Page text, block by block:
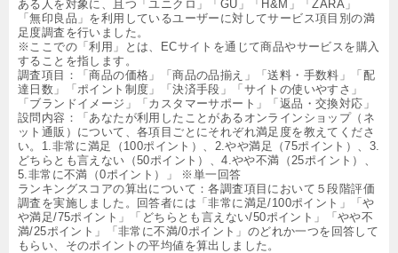
ある人を対象に、且つ「ユニクロ」「GU」「H&M」「ZARA」
「無印良品」を利用しているユーザーに対してサービス項目別の満
足度調査を行いました。
※ここでの「利用」とは、ECサイトを通じて商品やサービスを購入
することを指します。
調査項目：「商品の価格」「商品の品揃え」「送料・手数料」「配
達日数」「ポイント制度」「決済手段」「サイトの使いやすさ」
「ブランドイメージ」「カスタマーサポート」「返品・交換対応」
設問内容：「あなたが利用したことがあるオンラインショップ（ネ
ット通販）について、各項目ごとにそれぞれ満足度を教えてくださ
い。1.非常に満足（100ポイント）、2.やや満足（75ポイント）、3.
どちらとも言えない（50ポイント）、4.やや不満（25ポイント）、
5.非常に不満（0ポイント）」 ※単一回答
ランキングスコアの算出について：各調査項目において５段階評価
調査を実施しました。回答者には「非常に満足/100ポイント」「や
や満足/75ポイント」「どちらとも言えない/50ポイント」「やや不
満/25ポイント」「非常に不満/0ポイント」のどれか一つを回答して
もらい、そのポイントの平均値を算出しました。